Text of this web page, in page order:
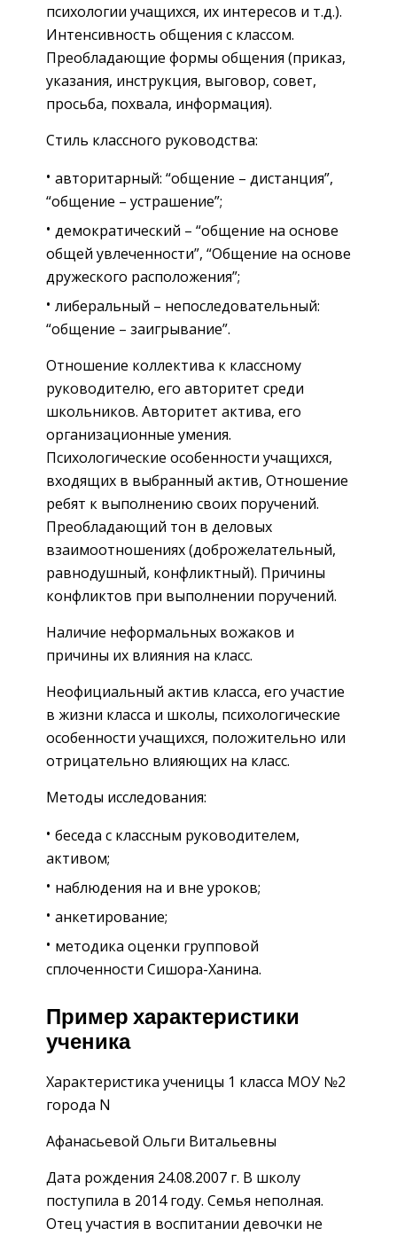
психологии учащихся, их интересов и т.д.).
Интенсивность общения с классом.
Преобладающие формы общения (приказ,
указания, инструкция, выговор, совет,
просьба, похвала, информация).
Стиль классного руководства:
авторитарный: “общение – дистанция”,
“общение – устрашение”;
демократический – “общение на основе
общей увлеченности”, “Общение на основе
дружеского расположения”;
либеральный – непоследовательный:
“общение – заигрывание”.
Отношение коллектива к классному
руководителю, его авторитет среди
школьников. Авторитет актива, его
организационные умения.
Психологические особенности учащихся,
входящих в выбранный актив, Отношение
ребят к выполнению своих поручений.
Преобладающий тон в деловых
взаимоотношениях (доброжелательный,
равнодушный, конфликтный). Причины
конфликтов при выполнении поручений.
Наличие неформальных вожаков и
причины их влияния на класс.
Неофициальный актив класса, его участие
в жизни класса и школы, психологические
особенности учащихся, положительно или
отрицательно влияющих на класс.
Методы исследования:
беседа с классным руководителем,
активом;
наблюдения на и вне уроков;
анкетирование;
методика оценки групповой
сплоченности Сишора-Ханина.
Пример характеристики
ученика
Характеристика ученицы 1 класса МОУ №2
города N
Афанасьевой Ольги Витальевны
Дата рождения 24.08.2007 г. В школу
поступила в 2014 году. Семья неполная.
Отец участия в воспитании девочки не